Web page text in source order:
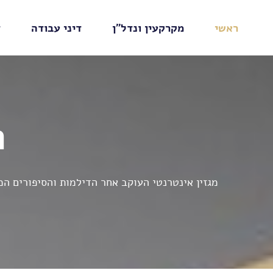
ראשי מקרקעין ונדל"ן דיני עבודה
מגזין אינטרנטי העוקב אחר הדילמות